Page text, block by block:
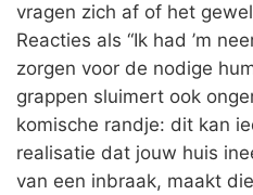
vragen zich af of het
Reacties als “Ik had ’m
zorgen voor de nodige
grappen sluimert ook
komische randje: dit kan
realisatie dat jouw huis
van een inbraak, maakt